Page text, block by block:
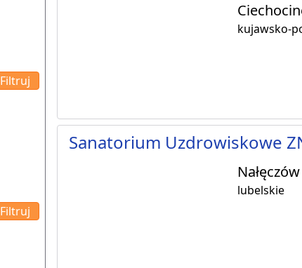
kujawsko-
Sanatorium Uzdrowiskowe
Nałęczów
lubelskie